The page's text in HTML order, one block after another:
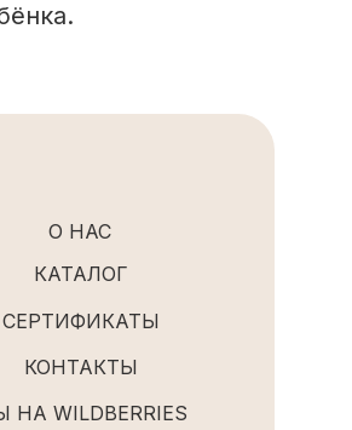
КОНТАКТЫ
СЕРТИФИКАТЫ
НА WILDBERRIES
КАТАЛОГ
О НАС